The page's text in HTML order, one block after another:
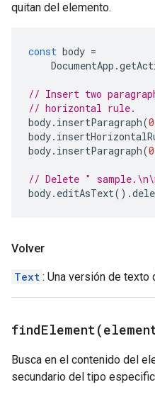
quitan del elemento.
const body =
DocumentApp .
// Insert two
// horizontal rule.
body. insertParagraph(0
body.
body. insertParagraph(0
// Delete "
body. editAsText().
Volver
Text : Una versión de texto
findElement(
Busca en el contenido del
secundario del tipo